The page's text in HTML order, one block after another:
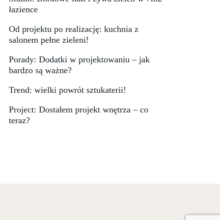
łazience
Od projektu po realizację: kuchnia z
salonem pełne zieleni!
Porady: Dodatki w projektowaniu – jak
bardzo są ważne?
Trend: wielki powrót sztukaterii!
Project: Dostałem projekt wnętrza – co
teraz?